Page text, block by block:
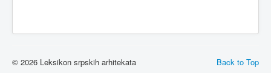
Back to Top
© 2026 Leksikon srpskih arhitekata